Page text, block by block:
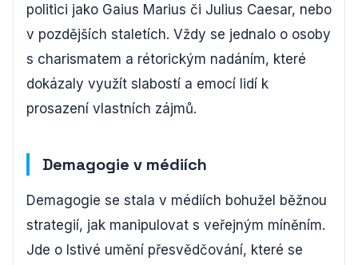
politici jako Gaius Marius či Julius Caesar, nebo
v pozdějších staletích. Vždy se jednalo o osoby
s charismatem a rétorickým nadáním, které
dokázaly využít slabostí a emocí lidí k
prosazení vlastních zájmů.
Demagogie v médiích
Demagogie se stala v médiích bohužel běžnou
strategií, jak manipulovat s veřejným míněním.
Jde o lstivé umění přesvědčování, které se